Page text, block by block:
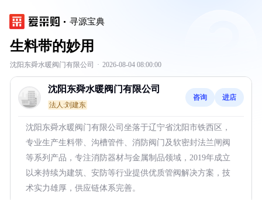
寻源宝典
生料带的妙用
沈阳东舜水暖阀门有限公司 · 2026-08-04 08:00:00
沈阳东舜水暖阀门有限公司
法人:刘建东
咨询 进店
沈阳东舜水暖阀门有限公司坐落于辽宁省沈阳市铁西区，
专业生产生料带、沟槽管件、消防阀门及软密封法兰闸阀
等系列产品，专注消防器材与金属制品领域，2019年成立
以来持续为建筑、安防等行业提供优质管阀解决方案，技
术实力雄厚，供应链体系完善。